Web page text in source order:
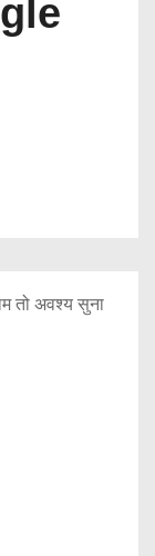
तो अवश्य सुना